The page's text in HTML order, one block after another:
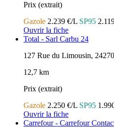
Prix (extrait)
Gazole 2.239 €/L SP95
Ouvrir la fiche
Total - Sarl Carbu 24
127 Rue du Limousin,
12,7 km
Prix (extrait)
Gazole 2.250 €/L SP95
Ouvrir la fiche
Carrefour - Carrefour